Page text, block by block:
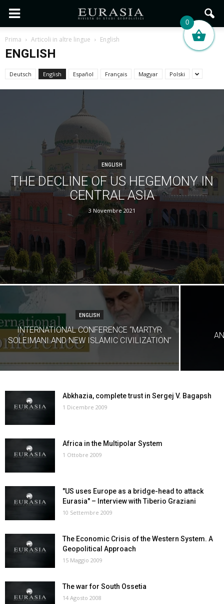
Prima Articoli in altre lingue English
ENGLISH
Deutsch English Español Français Magyar Polski
ENGLISH
THE DECLINE OF US HEGEMONY IN
CENTRAL ASIA
3 Novembre 2021
ENGLISH
INTERNATIONAL CONFERENCE “MARTYR
SOLEIMANI AND NEW ISLAMIC CIVILIZATION”
Abkhazia, complete trust in Sergej V. Bagapsh
1 Dicembre 2009
Africa in the Multipolar System
1 Ottobre 2009
"US uses Europe as a bridge-head to attack
Eurasia" – Interview with Tiberio Graziani
10 Settembre 2009
The Economic Crisis of the Western System. A
Geopolitical Approach
15 Maggio 2009
The war for South Ossetia
14 Agosto 2008
0